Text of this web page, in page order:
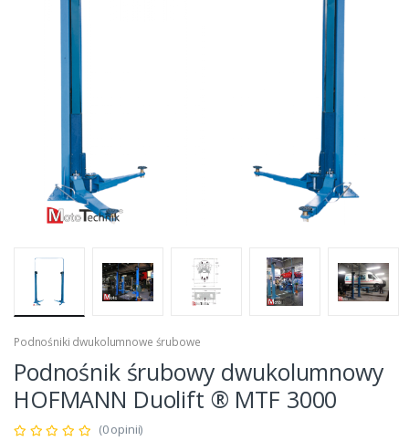
Podnośniki dwukolumnowe śrubowe
Podnośnik śrubowy dwukolumnowy
HOFMANN Duolift ® MTF 3000
(0 opinii)